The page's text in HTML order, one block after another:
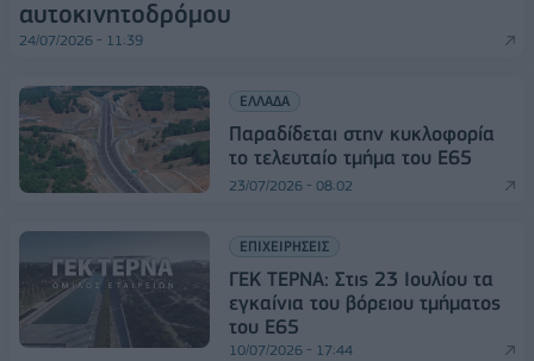
αυτοκινητοδρόμου
24/07/2026 - 11:39
ΕΛΛΑΔΑ
Παραδίδεται στην κυκλοφορία
το τελευταίο τμήμα του Ε65
23/07/2026 - 08:02
ΕΠΙΧΕΙΡΗΣΕΙΣ
ΓΕΚ ΤΕΡΝΑ: Στις 23 Ιουλίου τα
εγκαίνια του βόρειου τμήματος
του Ε65
10/07/2026 - 17:44